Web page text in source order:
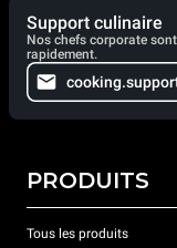
Support culinaire
Nos chefs corporate
rapidement.
PRODUITS
Tous les produits